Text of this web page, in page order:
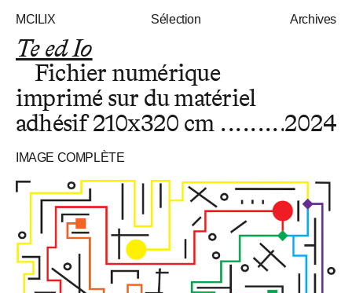
MCILIX Sélection Archives
Te ed Io
Fichier numérique
imprimé sur du matériel
adhésif210x320 cm 2024
IMAGE COMPLÈTE